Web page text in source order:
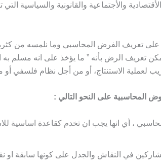
والأجتماعية والقانونية والسياسية
تعريف الفرض المحاسبي وما نلمسه من
تعريف الرض بأنه ” ما يؤخذ على انه مسلم به
لعملية الاستنتاج، أو من أجل نظام فلسفي
المحاسبية على النحو التالي :
، أي انها يجب ان تخدم كقاعدة اساسية
في النقاش والجدل على كونها سابقة او